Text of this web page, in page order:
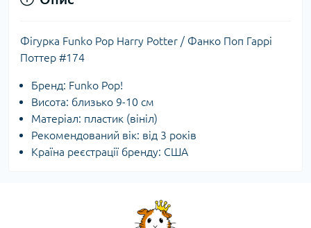
Фігурка Funko Pop Harry Potter / Фанко Поп Гаррі
Поттер #174
Бренд: Funko Pop!
Висота: близько 9-10 см
Матеріал: пластик (вініл)
Рекомендований вік: від 3 років
Країна реєстрації бренду: США